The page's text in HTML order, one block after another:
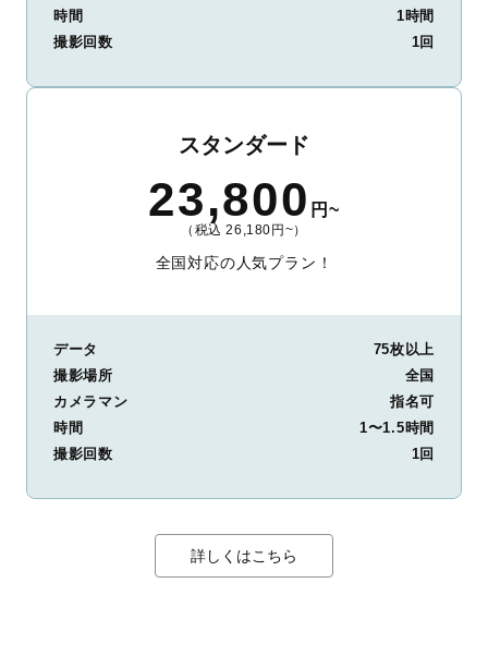
時間
1時間
撮影回数
1回
スタンダード
23,800 円~
（税込 26,180円~）
全国対応の人気プラン！
データ
75枚以上
撮影場所
全国
カメラマン
指名可
時間
1〜1.5時間
撮影回数
1回
詳しくはこちら